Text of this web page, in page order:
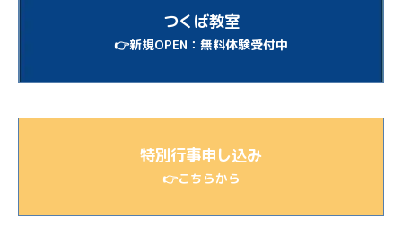
つくば教室
👉新規OPEN：無料体験受付中
特別行事申し込み
👉こちらから